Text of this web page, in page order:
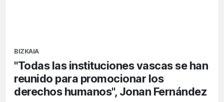
BIZKAIA
"Todas las instituciones vascas se han
reunido para promocionar los
derechos humanos", Jonan Fernández